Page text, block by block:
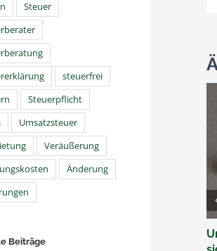
Steuer
steuerfrei
Steuerpflicht
Umsatzsteuer
Veräußerung
Änderung
Beiträge